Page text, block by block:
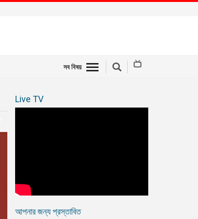
সব বিষয়
Live TV
আপনার জন্য প্রস্তাবিত